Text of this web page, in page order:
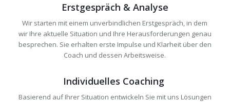
Erstgespräch & Analyse
Wir starten mit einem unverbindlichen Erstgespräch, in dem
wir Ihre aktuelle Situation und Ihre Herausforderungen genau
besprechen. Sie erhalten erste Impulse und Klarheit über den
Coach und dessen Arbeitsweise.
Individuelles Coaching
Basierend auf Ihrer Situation entwickeln Sie mit uns Lösungen